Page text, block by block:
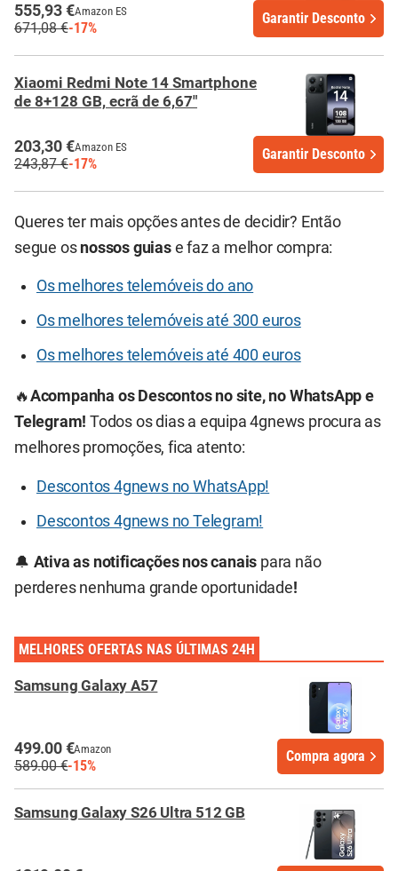
555,93 €Amazon ES
671,08 €-17%
Garantir Desconto
Xiaomi Redmi Note 14 Smartphone
de 8+128 GB, ecrã de 6,67"
203,30 €Amazon ES
243,87 €-17%
Garantir Desconto
Queres ter mais opções antes de decidir? Então
segue os nossos guiase faz a melhor compra:
Os melhores telemóveis do ano
Os melhores telemóveis até 300 euros
Os melhores telemóveis até 400 euros
🔥Acompanha os Descontos no site, no WhatsApp e
Telegram! Todos os dias a equipa 4gnews procura as
melhores promoções, fica atento:
Descontos 4gnews no WhatsApp!
Descontos 4gnews no Telegram!
🔔 Ativa as notificações nos canais para não
perderes nenhuma grande oportunidade!
MELHORES OFERTAS NAS ÚLTIMAS 24H
Samsung Galaxy A57
499.00 €Amazon
589.00 €-15%
Compra agora
Samsung Galaxy S26 Ultra 512 GB